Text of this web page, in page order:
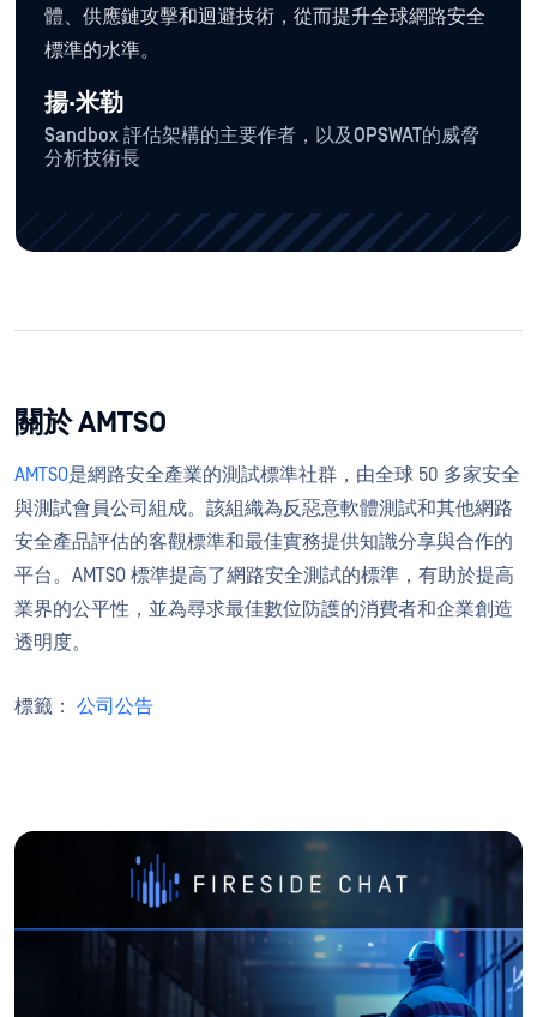
體、供應鏈攻擊和迴避技術，從而提升全球網路安全
標準的水準。
揚·米勒
Sandbox 評估架構的主要作者，以及OPSWAT的威脅
分析技術長
關於 AMTSO
AMTSO是網路安全產業的測試標準社群，由全球 50 多家安全
與測試會員公司組成。該組織為反惡意軟體測試和其他網路
安全產品評估的客觀標準和最佳實務提供知識分享與合作的
平台。AMTSO 標準提高了網路安全測試的標準，有助於提高
業界的公平性，並為尋求最佳數位防護的消費者和企業創造
透明度。
標籤： 公司公告